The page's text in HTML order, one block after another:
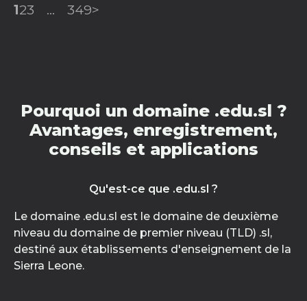
123 ... 349>
Pourquoi un domaine .edu.sl ?
Avantages, enregistrement,
conseils et applications
Qu'est-ce que .edu.sl ?
Le domaine .edu.sl est le domaine de deuxième
niveau du domaine de premier niveau (TLD) .sl,
destiné aux établissements d'enseignement de la
Sierra Leone.